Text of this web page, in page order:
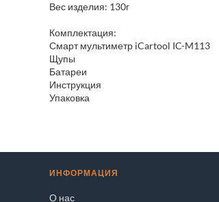
Вес изделия: 130г
Комплектация:
Смарт мультиметр iCartool IC-M113
Щупы
Батареи
Инструкция
Упаковка
ИНФОРМАЦИЯ
О нас